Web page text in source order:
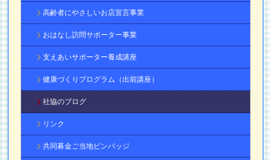
高齢者にやさしいお店宣言事業
おはなし訪問サポーター事業
支えあいサポーター養成講座
健康づくりプログラム（出前講座）
社協のブログ
リンク
共同募金ご当地ピンバッジ